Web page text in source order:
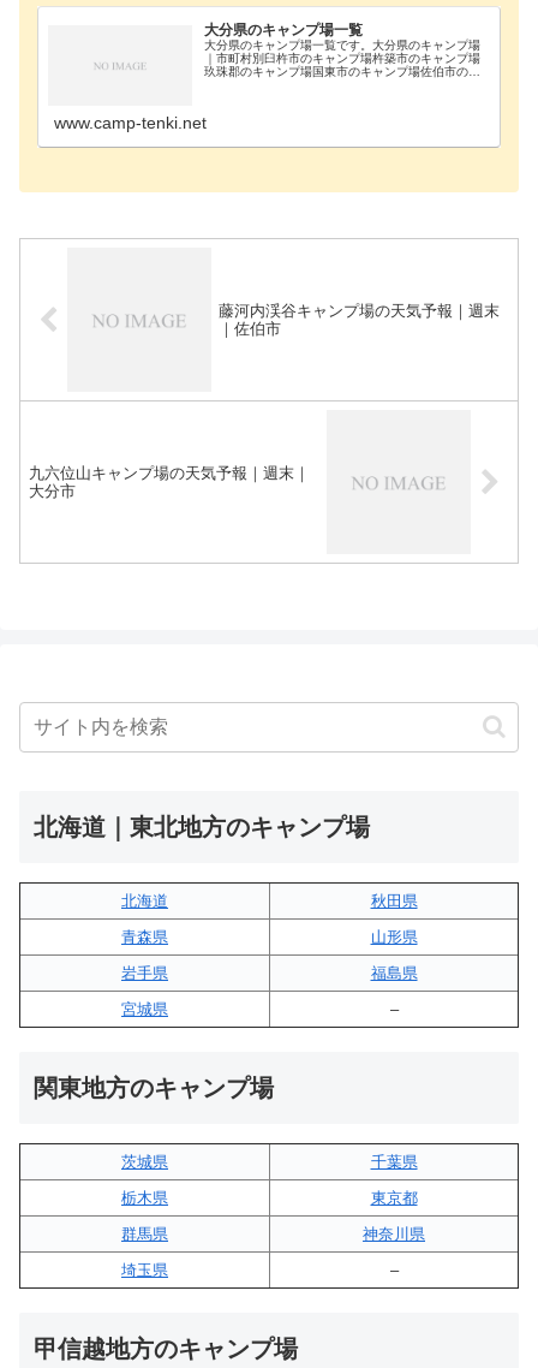
大分県のキャンプ場一覧
大分県のキャンプ場一覧です。大分県のキャンプ場
｜市町村別臼杵市のキャンプ場杵築市のキャンプ場
玖珠郡のキャンプ場国東市のキャンプ場佐伯市のキ
www.camp-tenki.net
藤河内渓谷キャンプ場の天気予報｜週末
｜佐伯市
九六位山キャンプ場の天気予報｜週末｜
大分市
北海道｜東北地方のキャンプ場
北海道
秋田県
青森県
山形県
岩手県
福島県
宮城県
–
関東地方のキャンプ場
茨城県
千葉県
栃木県
東京都
群馬県
神奈川県
埼玉県
–
甲信越地方のキャンプ場